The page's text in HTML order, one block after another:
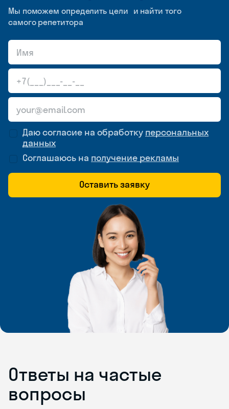
Мы поможем определить цели и найти того
самого репетитора
Даю согласие на обработку персональных
данных
Соглашаюсь на получение рекламы
Оставить заявку
Ответы на частые
вопросы